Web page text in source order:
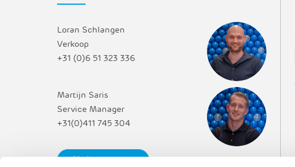
Loran Schlangen
Verkoop
+31 (0)6 51 323 336
Martijn Saris
Service Manager
+31(0)411 745 304
Mail uw vraag